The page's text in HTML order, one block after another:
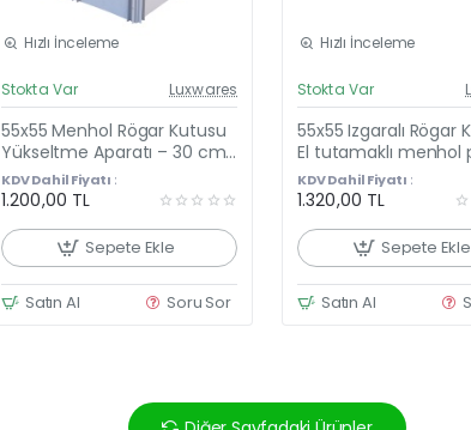
Hızlı İnceleme
Yeni Ürün
Stokta Var Luxwares
55x55 Menhol Rögar Kutusu
Yükseltme Aparatı – 30 cm
Yükseltici Çerçeve + Plastik
Kapağı
KDV Dahil Fiyatı :
1.200,00 TL
Sepete Ekle
Satın Al Soru Sor
Hızlı İnceleme
Stokta Var
55x55 Izgaralı Rögar
El tutamaklı menhol
kapak modeli
KDV Dahil Fiyatı :
1.320,00 TL
Sepete Ekle
Satın Al